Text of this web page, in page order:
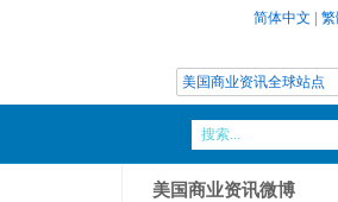
简体中文 繁
美国商业资讯微博